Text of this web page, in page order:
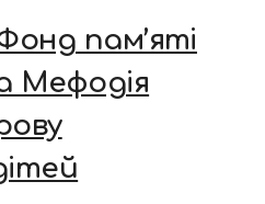
пам’яті
Мефодія